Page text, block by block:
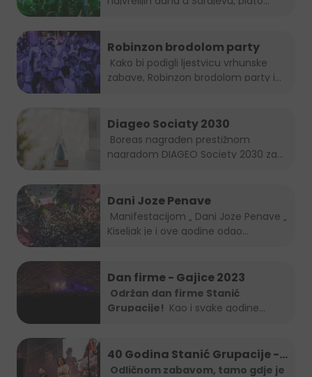
Robinzon brodolom party
zabave, Robinzon brodolom party i
Diageo Sociaty 2030
nagradom DIAGEO Society 2030 za...
Dani Joze Penave
Kiseljak je i ove godine odao...
Dan firme - Gajice 2023
Održan dan firme Stanić
Grupacije!
40 Godina Stanić Grupacije -
koncert Severine
Odličnom zabavom, tamo gdje je